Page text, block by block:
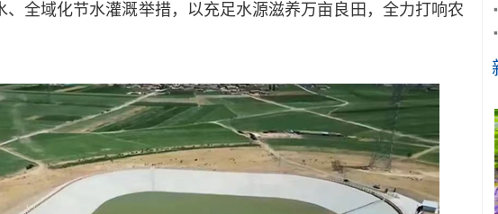
、全域化节水灌溉举措，以充足水源滋养万亩良田，全力打响农